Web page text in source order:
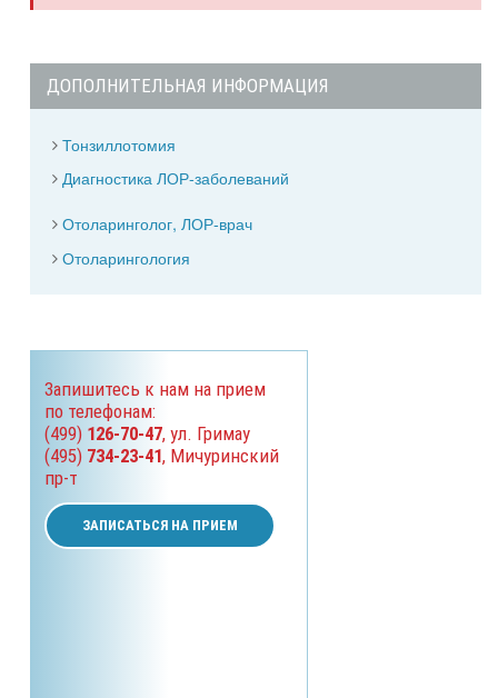
ДОПОЛНИТЕЛЬНАЯ ИНФОРМАЦИЯ
Тонзиллотомия
Диагностика ЛОР-заболеваний
Отоларинголог, ЛОР-врач
Отоларингология
Запишитесь к нам на прием
по телефонам:
(499) 126-70-47, ул. Гримау
(495) 734-23-41, Мичуринский
пр-т
ЗАПИСАТЬСЯ НА ПРИЕМ